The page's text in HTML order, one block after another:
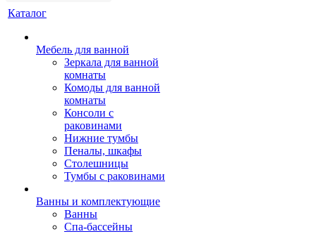
Каталог
Мебель для ванной
Зеркала для ванной
комнаты
Комоды для ванной
комнаты
Консоли с
раковинами
Нижние тумбы
Пеналы, шкафы
Столешницы
Тумбы с раковинами
Ванны и комплектующие
Ванны
Спа-бассейны